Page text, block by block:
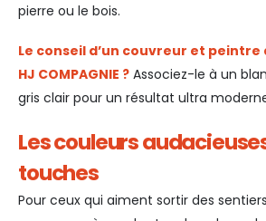
pierre ou le bois.
Le conseil d’un couvreur et peintre
HJ COMPAGNIE ? Associez-le à un
gris clair pour un résultat ultra
Les couleurs
touches
Pour ceux qui aiment sortir des